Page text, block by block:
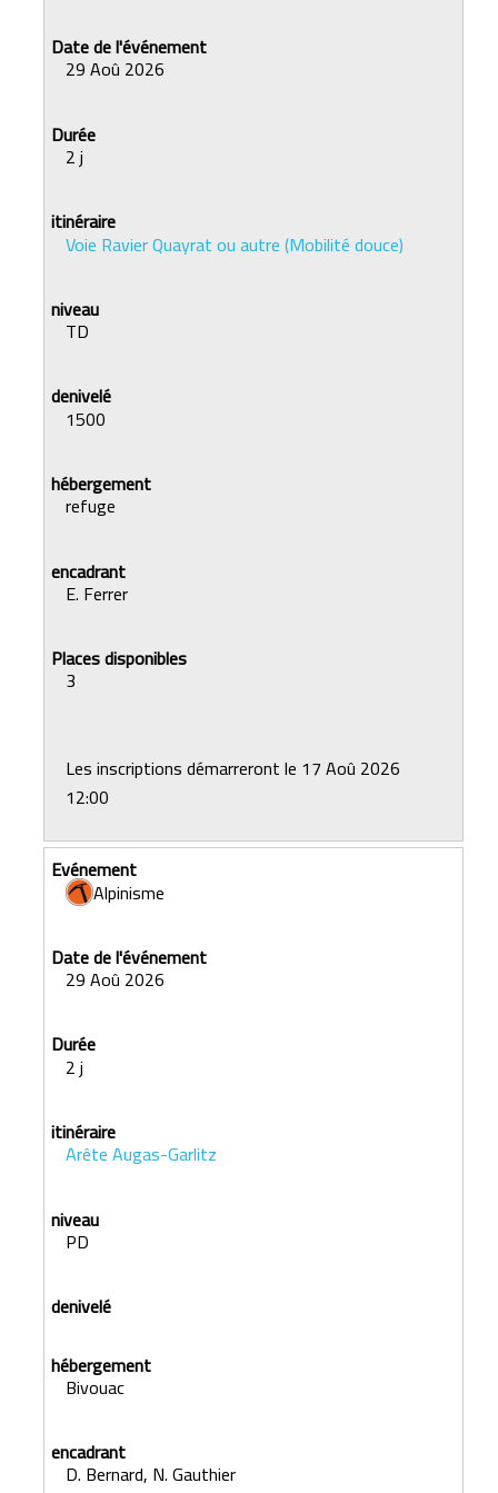
29 Aoû 2026
2 j
Voie Ravier Quayrat ou autre (Mobilité douce)
TD
1500
refuge
E. Ferrer
3
Les inscriptions démarreront le 17 Aoû 2026
12:00
Alpinisme
29 Aoû 2026
2 j
Arête Augas-Garlitz
PD
Bivouac
D. Bernard, N. Gauthier